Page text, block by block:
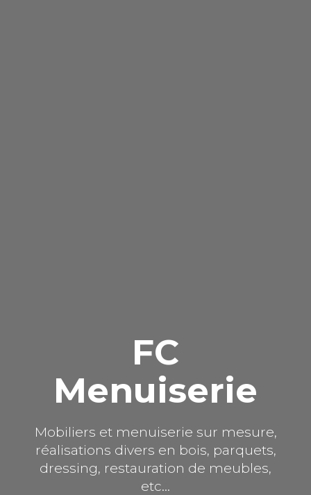
FC
Menuiserie
Mobiliers et menuiserie sur mesure,
réalisations divers en bois, parquets,
dressing, restauration de meubles,
etc...